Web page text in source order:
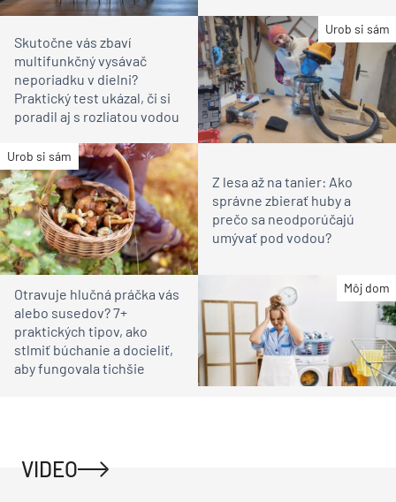
Urob si sám
Skutočne vás zbaví
multifunkčný vysávač
neporiadku v dielni?
Praktický test ukázal, či si
poradil aj s rozliatou vodou
Urob si sám
Z lesa až na tanier: Ako
správne zbierať huby a
prečo sa neodporúčajú
umývať pod vodou?
Môj dom
Otravuje hlučná práčka vás
alebo susedov? 7+
praktických tipov, ako
stlmiť búchanie a docieliť,
aby fungovala tichšie
VIDEO